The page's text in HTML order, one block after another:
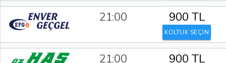
21:00 900 TL
KOLTUK SEÇİN
21:00 900 TL